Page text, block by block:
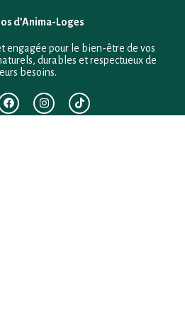
d’Anima-Loges
engagée pour le bien-être de vos
durables et respectueux de
leurs besoins.